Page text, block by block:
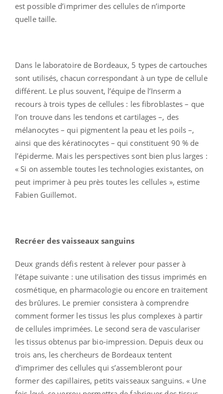
est possible d’imprimer des cellules de n’importe
quelle taille.
Dans le laboratoire de Bordeaux, 5 types de cartouches
sont utilisés, chacun correspondant à un type de cellule
différent. Le plus souvent, l’équipe de l’Inserm a
recours à trois types de cellules : les fibroblastes – que
l’on trouve dans les tendons et cartilages –, des
mélanocytes – qui pigmentent la peau et les poils –,
ainsi que des kératinocytes – qui constituent 90 % de
l’épiderme. Mais les perspectives sont bien plus larges :
« Si on assemble toutes les technologies existantes, on
peut imprimer à peu près toutes les cellules », estime
Fabien Guillemot.
Recréer des vaisseaux sanguins
Deux grands défis restent à relever pour passer à
l’étape suivante : une utilisation des tissus imprimés en
cosmétique, en pharmacologie ou encore en traitement
des brûlures. Le premier consistera à comprendre
comment former les tissus les plus complexes à partir
de cellules imprimées. Le second sera de vasculariser
les tissus obtenus par bio-impression. Depuis deux ou
trois ans, les chercheurs de Bordeaux tentent
d’imprimer des cellules qui s’assembleront pour
former des capillaires, petits vaisseaux sanguins. « Une